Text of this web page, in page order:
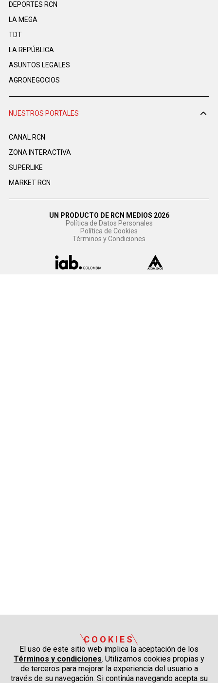
DEPORTES RCN
LA MEGA
TDT
LA REPÚBLICA
ASUNTOS LEGALES
AGRONEGOCIOS
NUESTROS PORTALES
CANAL RCN
ZONA INTERACTIVA
SUPERLIKE
MARKET RCN
UN PRODUCTO DE RCN MEDIOS 2026
Política de Datos Personales
Política de Cookies
Términos y Condiciones
COOKIES
El uso de este sitio web implica la aceptación de los
Términos y condiciones. Utilizamos cookies propias y
de terceros para mejorar la experiencia del usuario a
través de su navegación. Si continúa navegando acepta su